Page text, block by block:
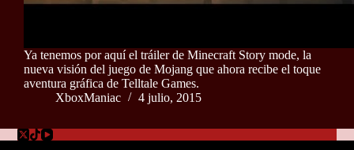
Ya tenemos por aquí el tráiler de Minecraft Story mode, la
nueva visión del juego de Mojang que ahora recibe el toque
aventura gráfica de Telltale Games.
XboxManiac
4 julio, 2015